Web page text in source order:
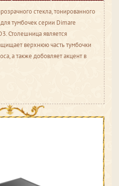
стекла, тонированного
тумбочек серии Dimare
Столешница является
верхнюю часть тумбочки
а также добовляет акцент в